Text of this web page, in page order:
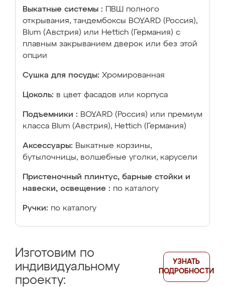
Выкатные системы :
ПВШ полного
открывания, тандембоксы BOYARD (Россия),
Blum (Австрия) или Hettich (Германия) с
плавным закрыванием дверок или без этой
опции
Сушка для посуды: Хромированная
Цоколь: в цвет фасадов или корпуса
Подъемники : BOYARD (Россия) или премиум
класса Blum (Австрия), Hettich (Германия)
Аксессуары: Выкатные корзины,
бутылочницы, волшебные уголки, карусели
Пристеночный плинтус, барные стойки и
навески, освещение : по каталогу
Ручки: по каталогу
Изготовим по
индивидуальному
проекту:
УЗНАТЬ
ПОДРОБНОСТИ